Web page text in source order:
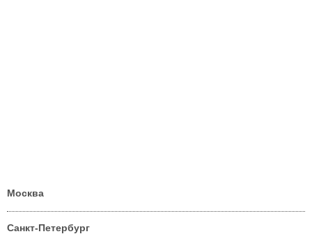
Москва
Санкт-Петербург